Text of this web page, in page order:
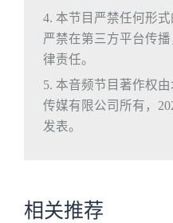
4. 本节目严禁任何形式
严禁在第三方平台传
律责任。
5. 本音频节目著作权
传媒有限公司所有，
发表。
相关推荐